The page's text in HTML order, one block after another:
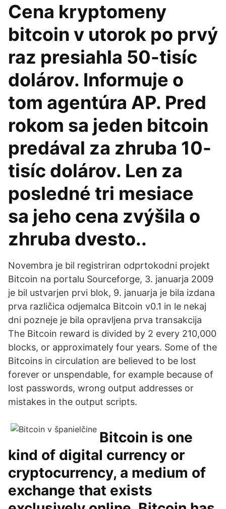
Cena kryptomeny
bitcoin v utorok po prvý
raz presiahla 50-tisíc
dolárov. Informuje o
tom agentúra AP. Pred
rokom sa jeden bitcoin
predával za zhruba 10-
tisíc dolárov. Len za
posledné tri mesiace
sa jeho cena zvýšila o
zhruba dvesto..
Novembra je bil registriran odprtokodni projekt
Bitcoin na portalu Sourceforge, 3. januarja 2009
je bil ustvarjen prvi blok, 9. januarja je bila izdana
prva različica odjemalca Bitcoin v0.1 in le nekaj
dni pozneje je bila opravljena prva transakcija
The Bitcoin reward is divided by 2 every 210,000
blocks, or approximately four years. Some of the
Bitcoins in circulation are believed to be lost
forever or unspendable, for example because of
lost passwords, wrong output addresses or
mistakes in the output scripts.
Bitcoin is one
kind of digital currency or
cryptocurrency, a medium of
exchange that exists